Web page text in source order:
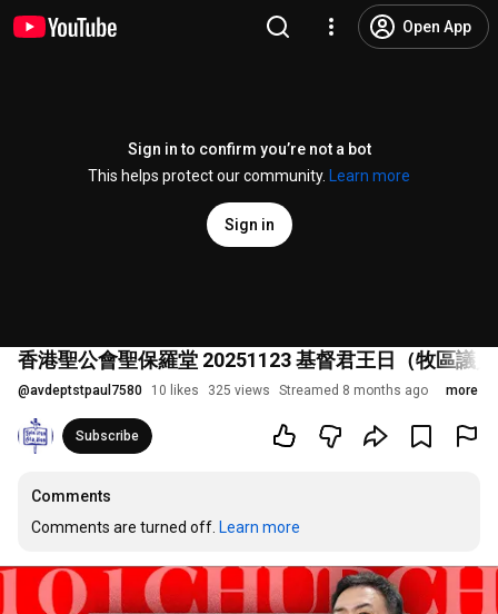
Open App
Sign in to confirm you’re not a bot
This helps protect our community.
Learn more
Sign in
香港聖公會聖保羅堂 20251123 基督君王日（牧區議
@avdeptstpaul7580 10 likes 325 views Streamed 8 months ago more
Subscribe
Comments
Comments are turned off. Learn more